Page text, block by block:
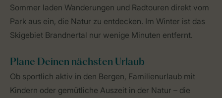
Sommer laden Wanderungen und Radtouren direkt vom
Park aus ein, die Natur zu entdecken. Im Winter ist das
Skigebiet Brandnertal nur wenige Minuten entfernt.
Plane Deinen nächsten Urlaub
Ob sportlich aktiv in den Bergen, Familienurlaub mit
Kindern oder gemütliche Auszeit in der Natur – die